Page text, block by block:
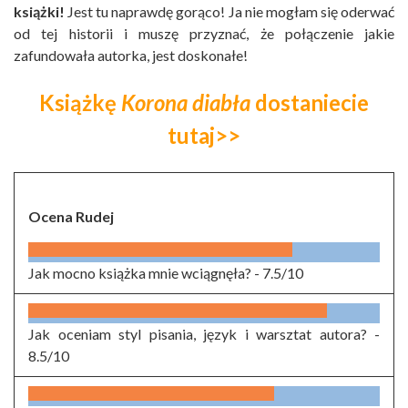
książki! Jest tu naprawdę gorąco! Ja nie mogłam się oderwać
od tej historii i muszę przyznać, że połączenie jakie
zafundowała autorka, jest doskonałe!
Książkę Korona diabła dostaniecie
tutaj>>
Ocena Rudej
Jak mocno książka mnie wciągnęła? - 7.5/10
Jak oceniam styl pisania, język i warsztat autora? -
8.5/10